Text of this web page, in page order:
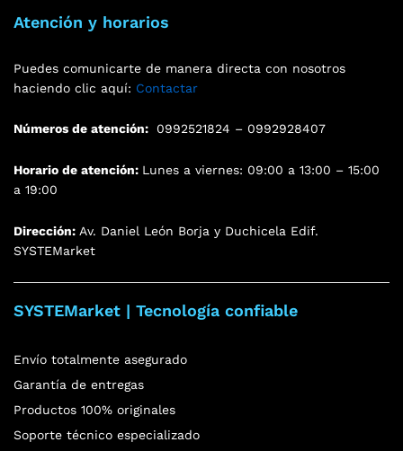
Atención y horarios
Puedes comunicarte de manera directa con nosotros
haciendo clic aquí: Contactar
Números de atención: 0992521824 – 0992928407
Horario de atención: Lunes a viernes: 09:00 a 13:00 – 15:00
a 19:00
Dirección: Av. Daniel León Borja y Duchicela Edif.
SYSTEMarket
SYSTEMarket | Tecnología confiable
Envío totalmente asegurado
Garantía de entregas
Productos 100% originales
Soporte técnico especializado